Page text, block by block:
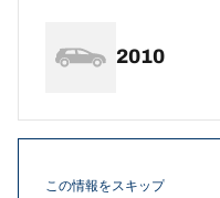
2010
この情報をスキップ